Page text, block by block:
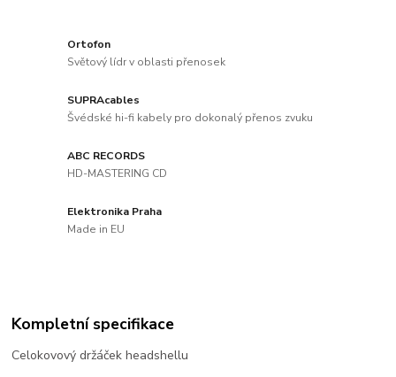
Ortofon
Světový lídr v oblasti přenosek
SUPRAcables
Švédské hi-fi kabely pro dokonalý přenos zvuku
ABC RECORDS
HD-MASTERING CD
Elektronika Praha
Made in EU
Kompletní specifikace
Celokovový držáček headshellu